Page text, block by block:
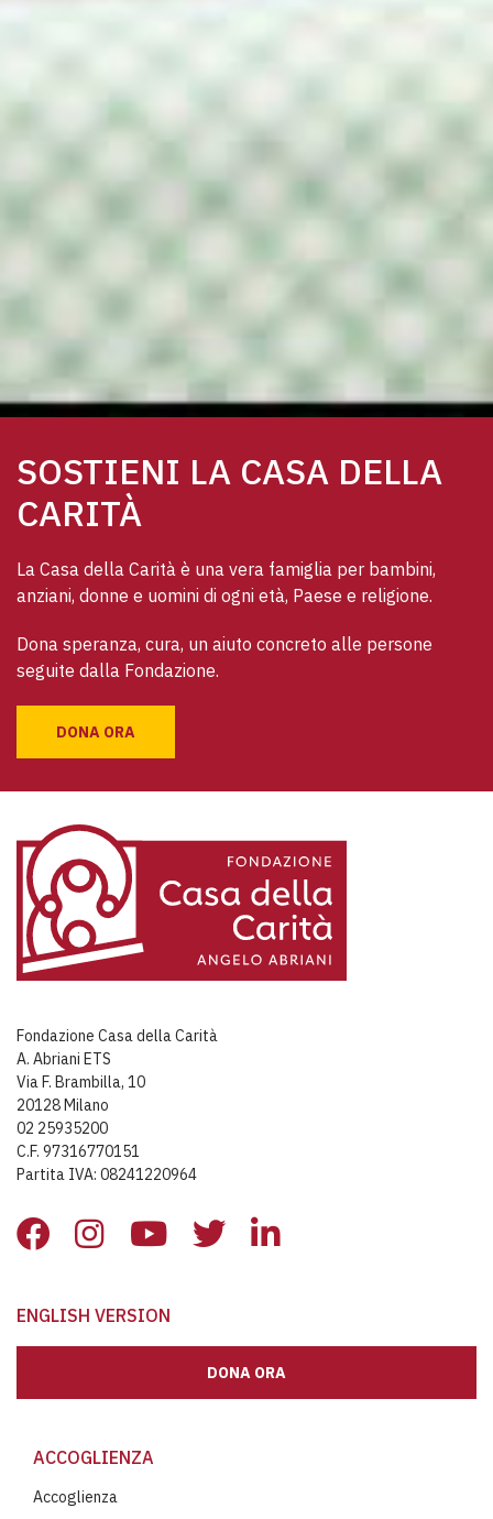
SOSTIENI LA CASA DELLA
CARITÀ
La Casa della Carità è una vera famiglia per bambini,
anziani, donne e uomini di ogni età, Paese e religione.
Dona speranza, cura, un aiuto concreto alle persone
seguite dalla Fondazione.
DONA ORA
Fondazione Casa della Carità
A. Abriani ETS
Via F. Brambilla, 10
20128 Milano
02 25935200
C.F. 97316770151
Partita IVA: 08241220964
ENGLISH VERSION
DONA ORA
ACCOGLIENZA
Accoglienza